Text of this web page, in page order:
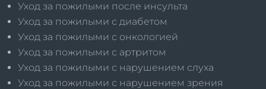
Уход за пожилыми после инсульта
Уход за пожилыми с диабетом
Уход за пожилыми с онкологией
Уход за пожилыми с артритом
Уход за пожилыми с нарушением слуха
Уход за пожилыми с нарушением зрения